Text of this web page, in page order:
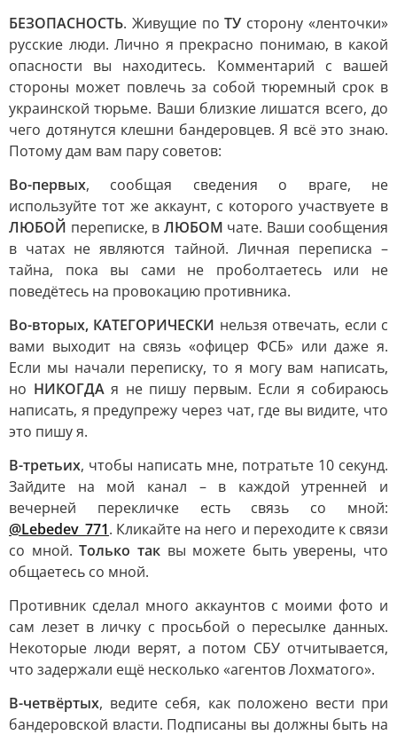
БЕЗОПАСНОСТЬ. Живущие поТУ сторону «ленточки»
русские люди. Лично я прекрасно понимаю, в какой
опасности вы находитесь. Комментарий с вашей
стороны может повлечь за собой тюремный срок в
украинской тюрьме. Ваши близкие лишатся всего, до
чего дотянутся клешни бандеровцев. Я всё это знаю.
Потому дам вам пару советов:
Во-первых, сообщая сведения о враге, не
используйте тот же аккаунт, с которого участвуете в
ЛЮБОЙ переписке, в ЛЮБОМ чате. Ваши сообщения
в чатах не являются тайной. Личная переписка –
тайна, пока вы сами не проболтаетесь или не
поведётесь на провокацию противника.
Во-вторых, КАТЕГОРИЧЕСКИ нельзя отвечать, если с
вами выходит на связь «офицер ФСБ» или даже я.
Если мы начали переписку, то я могу вам написать,
но НИКОГДАя не пишу первым. Если я собираюсь
написать, я предупрежу через чат, где вы видите, что
это пишу я.
В-третьих, чтобы написать мне, потратьте 10 секунд.
Зайдите на мой канал – в каждой утренней и
вечерней перекличке есть связь со мной:
@Lebedev_771. Кликайте на него и переходите к связи
со мной.Только таквы можете быть уверены, что
общаетесь со мной.
Противник сделал много аккаунтов с моими фото и
сам лезет в личку с просьбой о пересылке данных.
Некоторые люди верят, а потом СБУ отчитывается,
что задержали ещё несколько «агентов Лохматого».
В-четвёртых, ведите себя, как положено вести при
бандеровской власти. Подписаны вы должны быть на